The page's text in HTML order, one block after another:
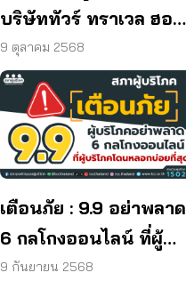
บริษัททัวร์ ทราเวล ฮอลิ
เดย์ ยุติกิจการ ไม่คืนเงิน
ผู้บริโภค
9 ตุลาคม 2568
เตือนภัย : 9.9 อย่าพลาด
6 กลโกงออนไลน์ ที่ผู้
บริโภคโดนหลอกบ่อย
9 กันยายน 2568